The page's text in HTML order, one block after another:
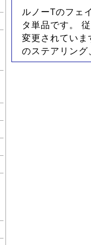
ルノーTのフェ
タ単品です。
変更されてい
のステアリン